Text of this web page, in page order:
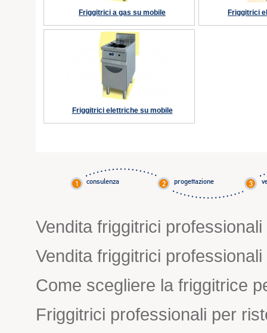
Friggitrici a gas su mobile Friggitrici
Friggitrici elettriche su mobile
consulenza progettazione
Vendita friggitrici
Vendita friggitrici
Come scegliere la friggitrice
Friggitrici professionali per